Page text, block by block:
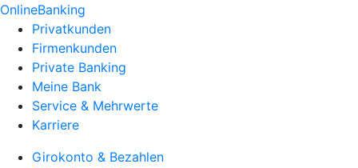
OnlineBanking
Privatkunden
Firmenkunden
Private Banking
Meine Bank
Service & Mehrwerte
Karriere
Girokonto & Bezahlen